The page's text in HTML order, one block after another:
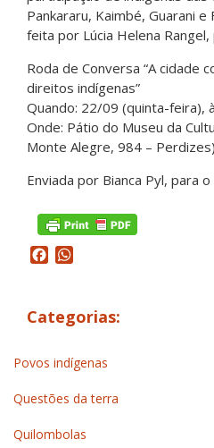
Pankararu, Kaimbé, Guarani
feita por Lúcia Helena
Roda de Conversa “A cidade
direitos indígenas”
Quando: 22/09 (quinta-feira),
Onde: Pátio do Museu da
Monte Alegre, 984 – Perdizes)
Enviada por Bianca Pyl, para o
Facebook
Categorias:
Povos indígenas
Questões da terra
Quilombolas